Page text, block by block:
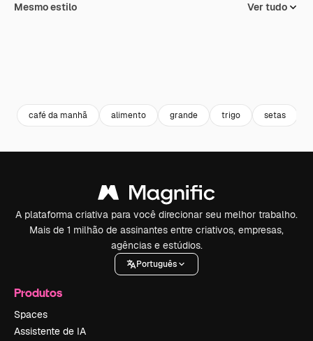
Mesmo estilo Ver tudo
café da manhã alimento grande trigo setas
A plataforma criativa para você direcionar seu melhor trabalho.
Mais de 1 milhão de assinantes entre criativos, empresas,
agências e estúdios.
Português
Produtos
Spaces
Assistente de IA